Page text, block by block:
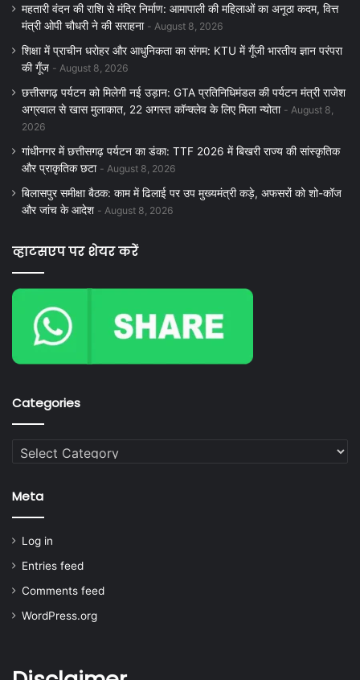
महतारी वंदन की राशि से मंदिर निर्माण: आमापाली की महिलाओं का अनूठा कदम, वित्त
मंत्री ओपी चौधरी ने की सराहना
August 8, 2026
शिक्षा में प्राचीन धरोहर और आधुनिकता का संगम: KTU में गूँजी भारतीय ज्ञान परंपरा
की गूँज
August 8, 2026
छत्तीसगढ़ पर्यटन को मिलेगी नई उड़ान: GTA प्रतिनिधिमंडल की पर्यटन मंत्री राजेश
अग्रवाल से खास मुलाकात, 22 अगस्त कॉन्क्लेव के लिए मिला न्योता
August 8,
2026
गांधीनगर में छत्तीसगढ़ पर्यटन का डंका: TTF 2026 में बिखरी राज्य की सांस्कृतिक
और प्राकृतिक छटा
August 8, 2026
बिलासपुर समीक्षा बैठक: काम में ढिलाई पर उप मुख्यमंत्री कड़े, अफसरों को शो-कॉज
और जांच के आदेश
August 8, 2026
व्हाटसएप पर शेयर करें
Categories
Categories
Meta
Log in
Entries feed
Comments feed
WordPress.org